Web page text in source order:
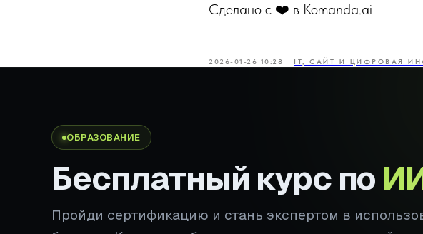
Сделано с ❤️ в Komanda.ai
2026-01-26 10:28 IT, САЙТ И ЦИФРОВАЯ
ОБРАЗОВАНИЕ
Бесплатный курс по
Пройди сертификацию и стань экспертом в